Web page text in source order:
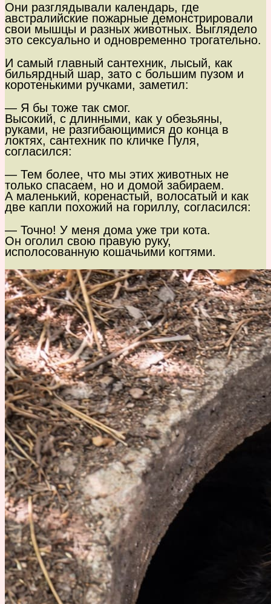
Они разглядывали календарь, где
австралийские пожарные демонстрировали
свои мышцы и разных животных. Выглядело
это сексуально и одновременно трогательно.
И самый главный сантехник, лысый, как
бильярдный шар, зато с большим пузом и
коротенькими ручками, заметил:
— Я бы тоже так смог.
Высокий, с длинными, как у обезьяны,
руками, не разгибающимися до конца в
локтях, сантехник по кличке Пуля,
согласился:
— Тем более, что мы этих животных не
только спасаем, но и домой забираем.
А маленький, коренастый, волосатый и как
две капли похожий на гориллу, согласился:
— Точно! У меня дома уже три кота.
Он оголил свою правую руку,
исполосованную кошачьими когтями.